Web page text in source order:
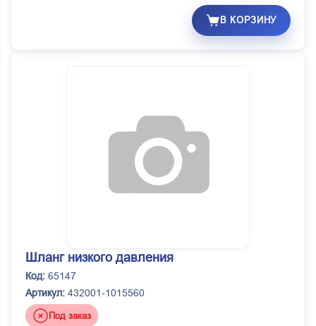
В КОРЗИНУ
Шланг низкого давления
Код: 65147
Артикул: 432001-1015560
Под заказ